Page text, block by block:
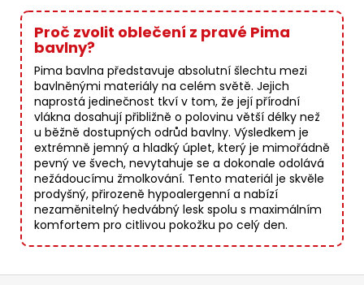
Proč zvolit oblečení z pravé Pima
bavlny?
Pima bavlna představuje absolutní šlechtu mezi
bavlněnými materiály na celém světě. Jejich
naprostá jedinečnost tkví v tom, že její přírodní
vlákna dosahují přibližně o polovinu větší délky než
u běžně dostupných odrůd bavlny. Výsledkem je
extrémně jemný a hladký úplet, který je mimořádně
pevný ve švech, nevytahuje se a dokonale odolává
nežádoucímu žmolkování. Tento materiál je skvěle
prodyšný, přirozeně hypoalergenní a nabízí
nezaměnitelný hedvábný lesk spolu s maximálním
komfortem pro citlivou pokožku po celý den.